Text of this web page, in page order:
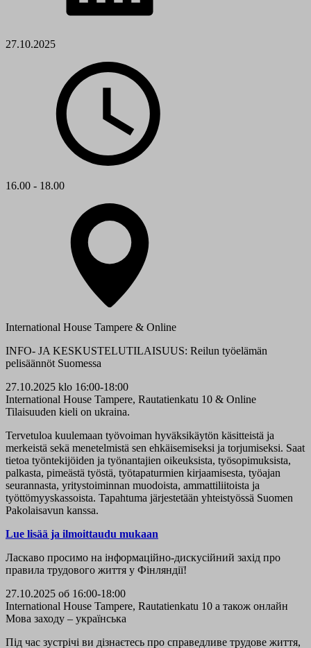
27.10.2025
16.00 - 18.00
International House Tampere & Online
INFO- JA KESKUSTELUTILAISUUS: Reilun työelämän
pelisäännöt Suomessa
27.10.2025 klo 16:00-18:00
International House Tampere, Rautatienkatu 10 & Online
Tilaisuuden kieli on ukraina.
Tervetuloa kuulemaan työvoiman hyväksikäytön käsitteistä ja
merkeistä sekä menetelmistä sen ehkäisemiseksi ja torjumiseksi. Saat
tietoa työntekijöiden ja työnantajien oikeuksista, työsopimuksista,
palkasta, pimeästä työstä, työtapaturmien kirjaamisesta, työajan
seurannasta, yritystoiminnan muodoista, ammattiliitoista ja
työttömyyskassoista. Tapahtuma järjestetään yhteistyössä Suomen
Pakolaisavun kanssa.
Lue lisää ja ilmoittaudu mukaan
Ласкаво просимо на інформаційно-дискусійний захід про
правила трудового життя у Фінляндії!
27.10.2025 об 16:00-18:00
International House Tampere, Rautatienkatu 10 а також онлайн
Мова заходу – українська
Під час зустрічі ви дізнаєтесь про справедливе трудове життя,